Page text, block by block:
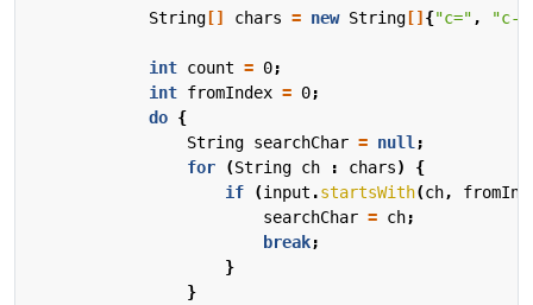
String [] chars = new String [] {"c=" , "c-"
int count = 0;
int fromIndex = 0;
do {
String searchChar = null ;
for
(String ch : chars)
{
if
(input .startsWith(ch,
searchChar = ch;
break;
}
}